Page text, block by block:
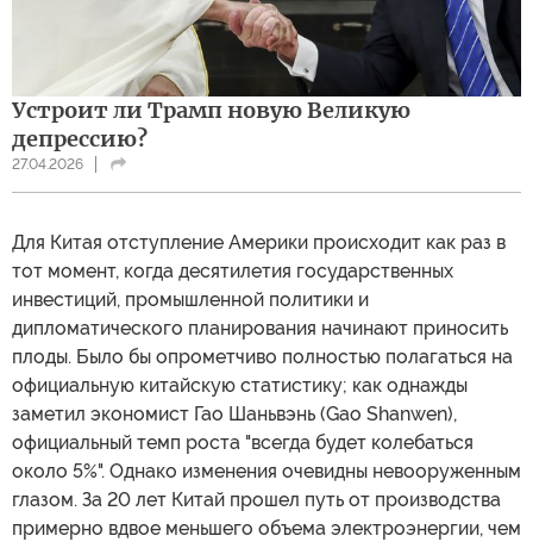
Устроит ли Трамп новую Великую
депрессию?
27.04.2026
Для Китая отступление Америки происходит как раз в
тот момент, когда десятилетия государственных
инвестиций, промышленной политики и
дипломатического планирования начинают приносить
плоды. Было бы опрометчиво полностью полагаться на
официальную китайскую статистику; как однажды
заметил экономист Гао Шаньвэнь (Gao Shanwen),
официальный темп роста "всегда будет колебаться
около 5%". Однако изменения очевидны невооруженным
глазом. За 20 лет Китай прошел путь от производства
примерно вдвое меньшего объема электроэнергии, чем